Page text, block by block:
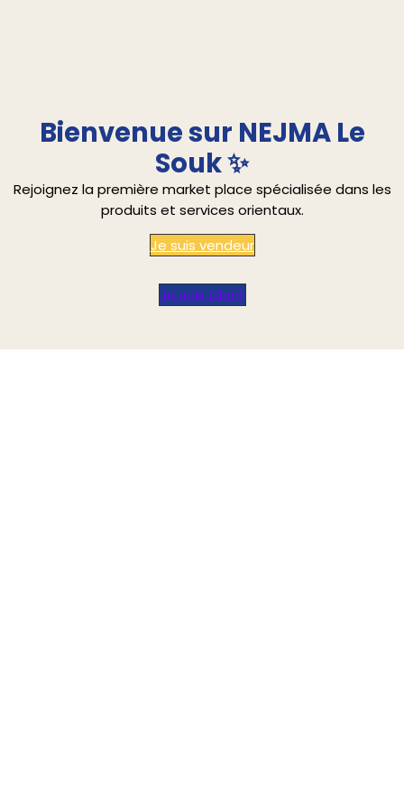
Bienvenue sur NEJMA Le
Souk ✨
Rejoignez la première market place spécialisée dans les
produits et services orientaux.
Je suis vendeur
Je suis client